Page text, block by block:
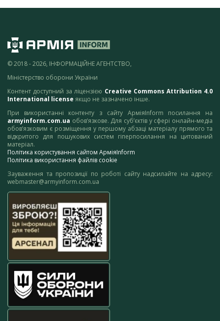
© 2018 - 2026, ІНФОРМАЦІЙНЕ АГЕНТСТВО,
Міністерство оборони України
Контент доступний за ліцензією Creative Commons Attribution 4.0
International license якщо не зазначено інше.
При використанні контенту з сайту АрміяInform посилання на
armyinform.com.ua обов’язкове. Для суб’єктів у сфері онлайн-медіа
обов’язковим є розміщення у першому абзаці матеріалу прямого та
відкритого для пошукових систем гіперпосилання на цитований
матеріал.
Політика користування сайтом АрміяInform
Політика використання файлів cookie
Зауваження та пропозиції по роботі сайту надсилайте на адресу:
webmaster@armyinform.com.ua